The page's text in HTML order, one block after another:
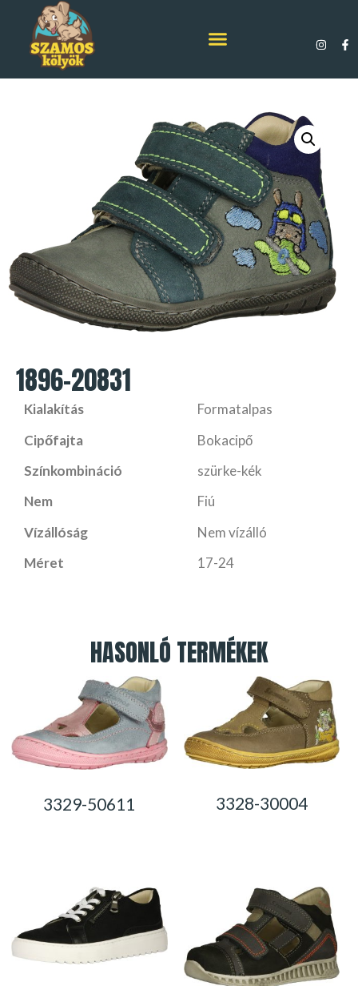
1896-20831
Kialakítás
Formatalpas
Cipőfajta
Bokacipő
Színkombináció
szürke-kék
Nem
Fiú
Vízállóság
Nem vízálló
Méret
17-24
HASONLÓ TERMÉKEK
3329-50611 3328-30004